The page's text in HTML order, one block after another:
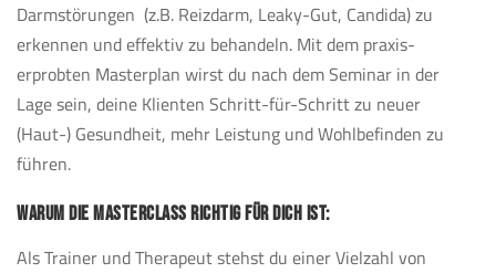
Darmstörungen (z.B. Reizdarm, Leaky-Gut, Candida) zu
erkennen und effektiv zu behandeln. Mit dem praxis-
erprobten Masterplan wirst du nach dem Seminar in der
Lage sein, deine Klienten Schritt-für-Schritt zu neuer
(Haut-) Gesundheit, mehr Leistung und Wohlbefinden zu
führen.
WARUM DIE MASTERCLASS RICHTIG FÜR DICH IST:
Als Trainer und Therapeut stehst du einer Vielzahl von